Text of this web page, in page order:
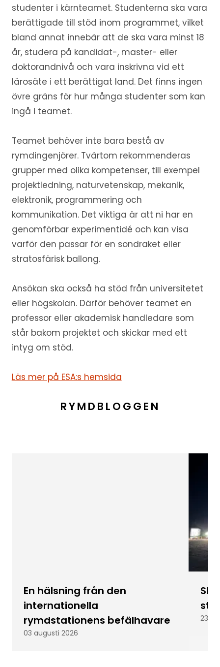
studenter i kärnteamet. Studenterna ska vara
berättigade till stöd inom programmet, vilket
bland annat innebär att de ska vara minst 18
år, studera på kandidat-, master- eller
doktorandnivå och vara inskrivna vid ett
lärosäte i ett berättigat land. Det finns ingen
övre gräns för hur många studenter som kan
ingå i teamet.
Teamet behöver inte bara bestå av
rymdingenjörer. Tvärtom rekommenderas
grupper med olika kompetenser, till exempel
projektledning, naturvetenskap, mekanik,
elektronik, programmering och
kommunikation. Det viktiga är att ni har en
genomförbar experimentidé och kan visa
varför den passar för en sondraket eller
stratosfärisk ballong.
Ansökan ska också ha stöd från universitetet
eller högskolan. Därför behöver teamet en
professor eller akademisk handledare som
står bakom projektet och skickar med ett
intyg om stöd.
Läs mer på ESA:s hemsida
RYMDBLOGGEN
En hälsning från den
internationella
rymdstationens befälhavare
03 augusti 2026
23